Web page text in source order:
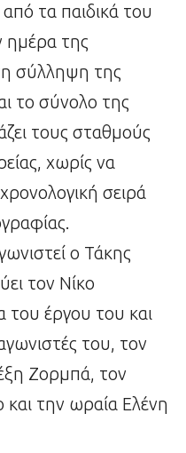
τα παιδικά του
ημέρα της
σύλληψη της
το σύνολο της
τους σταθμούς
χωρίς να
σειρά
ο Τάκης
τον Νίκο
του έργου του και
του, τον
Ζορμπά, τον
την ωραία Ελένη